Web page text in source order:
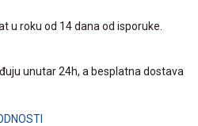
u roku od 14 dana od isporuke.
unutar 24h, a besplatna dostava